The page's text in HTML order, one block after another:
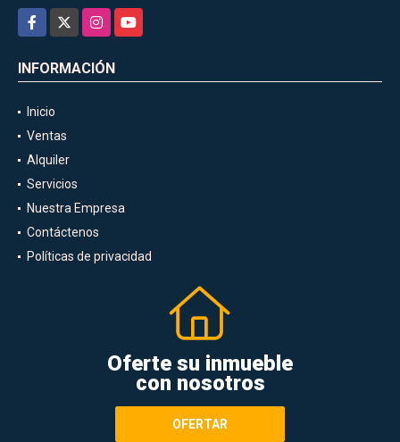
Facebook
InstagramYouTube
INFORMACIÓN
Inicio
Ventas
Alquiler
Servicios
Nuestra Empresa
Contáctenos
Políticas de privacidad
Oferte su inmueble
con nosotros
OFERTAR